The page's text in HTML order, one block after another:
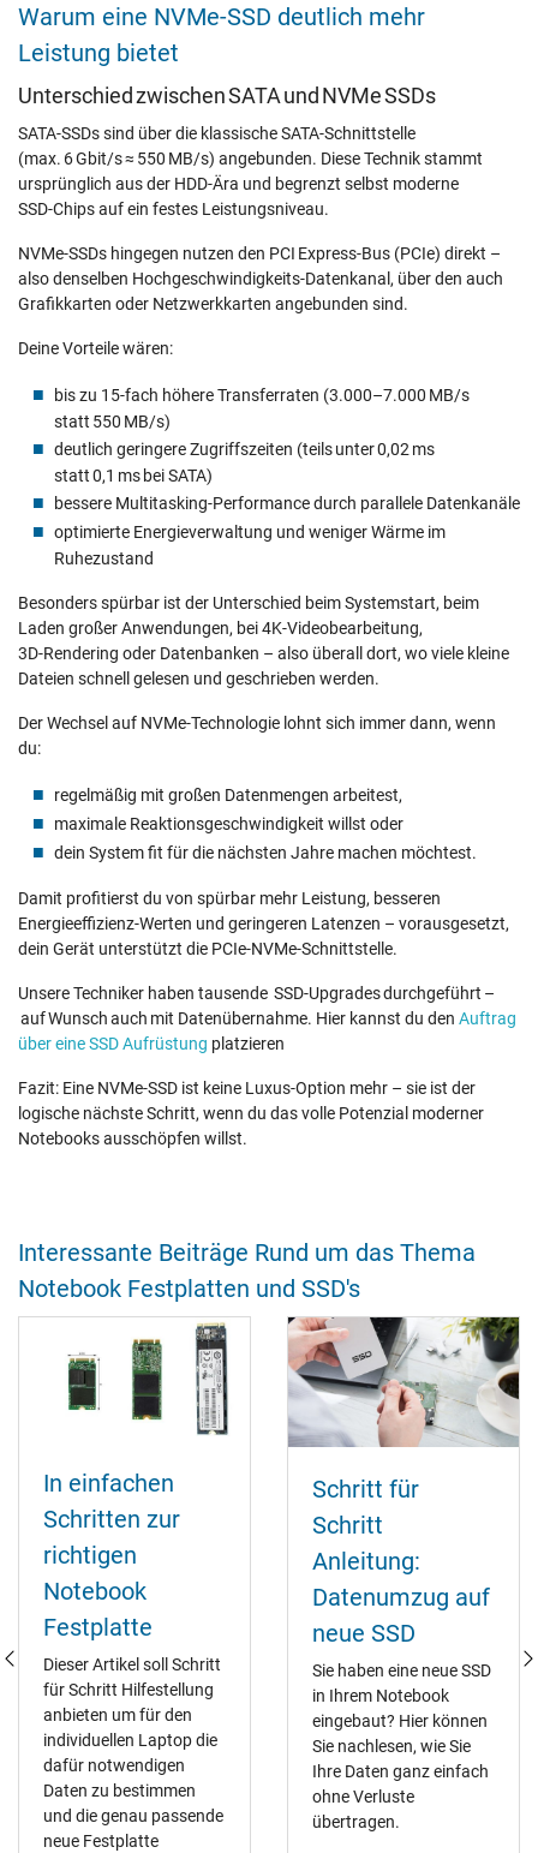
Warum eine NVMe‑SSD deutlich mehr
Leistung bietet
Unterschied zwischen SATA und NVMe SSDs
SATA‑SSDs sind über die klassische SATA‑Schnittstelle
(max. 6 Gbit/s ≈ 550 MB/s) angebunden. Diese Technik stammt
ursprünglich aus der HDD‑Ära und begrenzt selbst moderne
SSD‑Chips auf ein festes Leistungsniveau.
NVMe‑SSDs hingegen nutzen den PCI Express‑Bus (PCIe) direkt –
also denselben Hochgeschwindigkeits-Datenkanal, über den auch
Grafikkarten oder Netzwerkkarten angebunden sind.
Deine Vorteile wären:
bis zu 15‑fach höhere Transferraten (3.000–7.000 MB/s
statt 550 MB/s)
deutlich geringere Zugriffszeiten (teils unter 0,02 ms
statt 0,1 ms bei SATA)
bessere Multitasking‑Performance durch parallele Datenkanäle
optimierte Energieverwaltung und weniger Wärme im
Ruhezustand
Besonders spürbar ist der Unterschied beim Systemstart, beim
Laden großer Anwendungen, bei 4K‑Videobearbeitung,
3D‑Rendering oder Datenbanken – also überall dort, wo viele kleine
Dateien schnell gelesen und geschrieben werden.
Der Wechsel auf NVMe‑Technologie lohnt sich immer dann, wenn
du:
regelmäßig mit großen Datenmengen arbeitest,
maximale Reaktionsgeschwindigkeit willst oder
dein System fit für die nächsten Jahre machen möchtest.
Damit profitierst du von spürbar mehr Leistung, besseren
Energieeffizienz‑Werten und geringeren Latenzen – vorausgesetzt,
dein Gerät unterstützt die PCIe‑NVMe‑Schnittstelle.
Unsere Techniker haben tausende SSD‑Upgrades durchgeführt –
auf Wunsch auch mit Datenübernahme. Hier kannst du den Auftrag
über eine SSD Aufrüstung platzieren
Fazit: Eine NVMe‑SSD ist keine Luxus‑Option mehr – sie ist der
logische nächste Schritt, wenn du das volle Potenzial moderner
Notebooks ausschöpfen willst.
Interessante Beiträge Rund um das Thema
Notebook Festplatten und SSD's
In einfachen
Schritten zur
richtigen
Notebook
Festplatte
Dieser Artikel soll Schritt
für Schritt Hilfestellung
anbieten um für den
individuellen Laptop die
dafür notwendigen
Daten zu bestimmen
und die genau passende
neue Festplatte
Schritt für
Schritt
Anleitung:
Datenumzug auf
neue SSD
Sie haben eine neue SSD
in Ihrem Notebook
eingebaut? Hier können
Sie nachlesen, wie Sie
Ihre Daten ganz einfach
ohne Verluste
übertragen.